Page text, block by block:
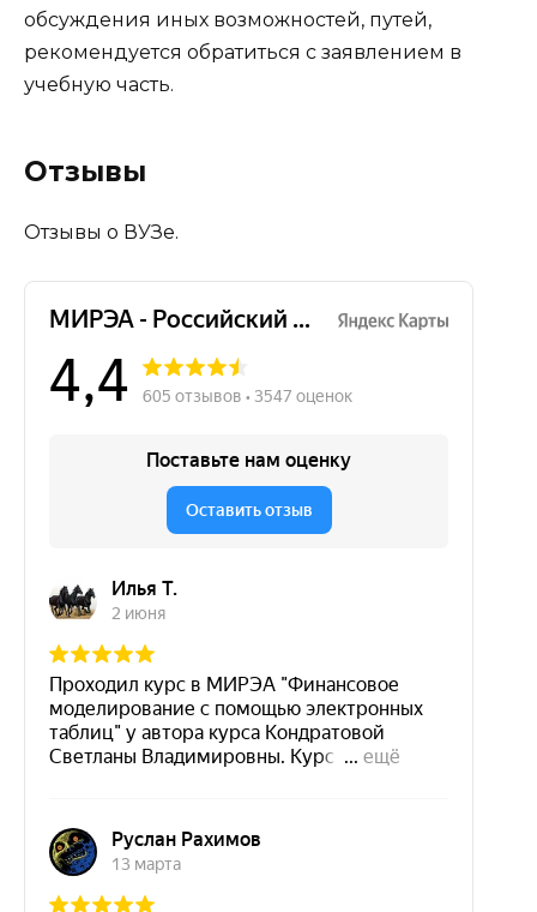
обсуждения иных возможностей, путей,
рекомендуется обратиться с заявлением в
учебную часть.
Отзывы
Отзывы о ВУЗе.